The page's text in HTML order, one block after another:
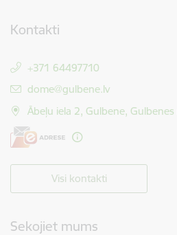
Kontakti
+371 64497710
E-pasts:
dome@gulbene.lv
Ābeļu iela 2, Gulbene,
Visi kontakti
Sekojiet mums